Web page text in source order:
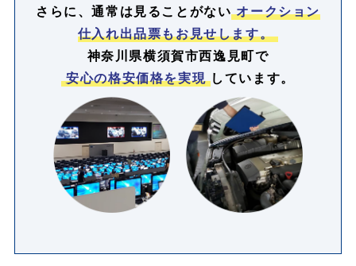
さらに、通常は見ることがない オークション
仕入れ出品票もお見せします。
神奈川県横須賀市西逸見町で
安心の格安価格を実現 しています。